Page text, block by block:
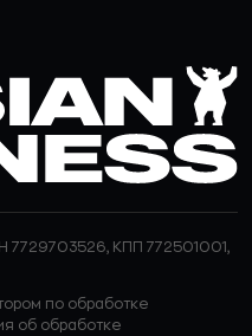
7729703526, КПП 772501001,
по обработке
об обработке